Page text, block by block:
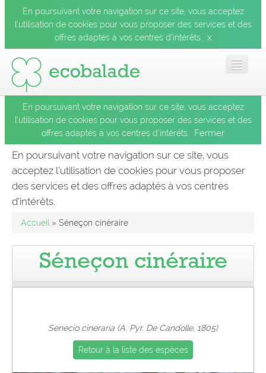
En poursuivant votre navigation sur ce site, vous acceptez
l’utilisation de cookies pour vous proposer des services et des
offres adaptés à vos centres d’intérêts.
x
Accueil
Les balades
Les espèces
Le blog
Pro
En poursuivant votre navigation sur ce site, vous acceptez
l’utilisation de cookies pour vous proposer des services et des
offres adaptés à vos centres d’intérêts.
Fermer
En poursuivant votre navigation sur ce site, vous
acceptez l’utilisation de cookies pour vous proposer
des services et des offres adaptés à vos centres
d’intérêts.
Accueil » Séneçon cinéraire
Séneçon cinéraire
Senecio cineraria (A. Pyr. De Candolle, 1805)
Retour à la liste des espèces